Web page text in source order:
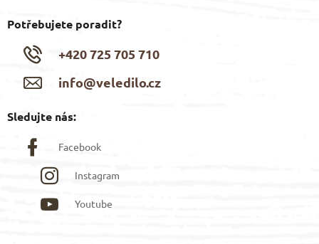
Potřebujete poradit?
+420 725 705 710
info@veledilo.cz
Sledujte nás:
Facebook
Instagram
Youtube